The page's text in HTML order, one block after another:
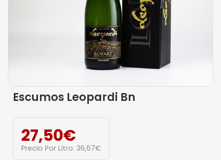
Escumos Leopardi Bn
27,50€
Precio Por Litro: 36,67€